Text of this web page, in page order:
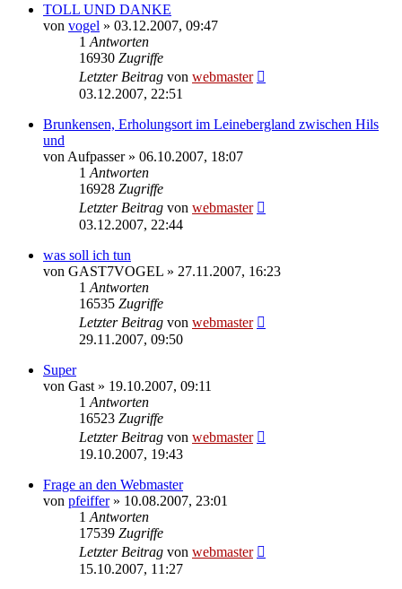
TOLL UND DANKE
von vogel » 03.12.2007, 09:47
1 Antworten
16930 Zugriffe
Letzter Beitrag von webmaster
03.12.2007, 22:51
Brunkensen, Erholungsort im Leinebergland zwischen Hils
und
von Aufpasser» 06.10.2007, 18:07
1 Antworten
16928 Zugriffe
Letzter Beitrag von webmaster
03.12.2007, 22:44
was soll ich tun
von GAST7VOGEL » 27.11.2007, 16:23
1 Antworten
16535 Zugriffe
Letzter Beitrag von webmaster
29.11.2007, 09:50
Super
von Gast » 19.10.2007, 09:11
1 Antworten
16523 Zugriffe
Letzter Beitrag von webmaster
19.10.2007, 19:43
Frage an den Webmaster
von pfeiffer» 10.08.2007, 23:01
1 Antworten
17539 Zugriffe
Letzter Beitrag von webmaster
15.10.2007, 11:27